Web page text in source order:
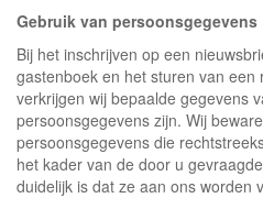
Gebruik van persoonsgegevens
Bij het inschrijven op een
gastenboek en het sturen van
verkrijgen wij bepaalde gegevens
persoonsgegevens zijn. Wij
persoonsgegevens die
het kader van de door u
duidelijk is dat ze aan ons worden